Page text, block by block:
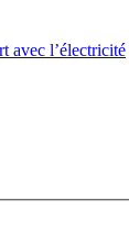
avec l’électricité